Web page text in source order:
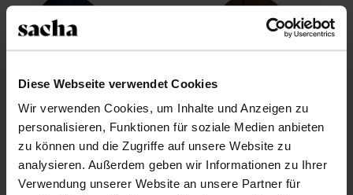
Diese Webseite verwendet Cookies
Wir verwenden Cookies, um Inhalte und Anzeigen zu
personalisieren, Funktionen für soziale Medien anbieten
zu können und die Zugriffe auf unsere Website zu
analysieren. Außerdem geben wir Informationen zu Ihrer
Verwendung unserer Website an unsere Partner für